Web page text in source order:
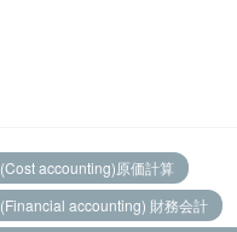
(Cost accounting)原価計算
(Financial accounting) 財務会計